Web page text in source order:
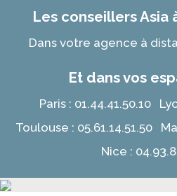
Les conseillers Asia
Dans votre agence à
Et dans vos
Paris : 01.44.41.50.10
Toulouse : 05.61.14.51.50
Nice :